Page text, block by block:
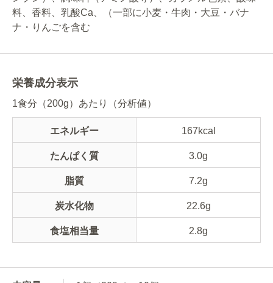
料、香料、乳酸Ca、（一部に小麦・牛肉・大豆・バナ
ナ・りんごを含む
栄養成分表示
1食分（200g）あたり（分析値）
エネルギー 167kcal
たんぱく質 3.0g
脂質 7.2g
炭水化物 22.6g
食塩相当量 2.8g